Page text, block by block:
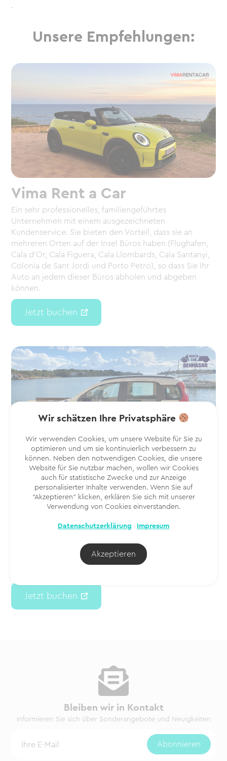
.
Unsere Empfehlungen:
Vima Rent a Car
Ein sehr professionelles, familiengeführtes
Unternehmen mit einem ausgezeichneten
Kundenservice. Sie bieten den Vorteil, dass sie an
mehreren Orten auf der Insel Büros haben (Flughafen,
Cala d’Or, Cala Figuera, Cala Llombards, Cala Santanyi,
Colonia de Sant Jordi und Porto Petro), so dass Sie Ihr
Auto an jedem dieser Büros abholen und abgeben
können.
Jetzt buchen
Rent a Car Bennasar
Ein Familienunternehmen mit mehr als 50 Jahren
Erfahrung auf dem Markt. Sie bieten eine familiäre und
Qualität ihrer Dienstleistungen zu vernachlässigen. Sie
verschiedener Marken und Modelle, die sie am
Flughafen oder in ihren Büros in Portocolom und
Jetzt buchen
Bleiben wir in Kontakt
Informieren Sie sich über Sonderangebote und Neuigkeiten
Wir schätzen Ihre Privatsphäre
Wir verwenden Cookies, um unsere Website für Sie zu
optimieren und um sie kontinuierlich verbessern zu
können. Neben den notwendigen Cookies, die unsere
Website für Sie nutzbar machen, wollen wir Cookies
auch für statistische Zwecke und zur Anzeige
personalisierter Inhalte verwenden. Wenn Sie auf
"Akzeptieren" klicken, erklären Sie sich mit unserer
Verwendung von Cookies einverstanden.
Datenschutzerklärung Impresum
Akzeptieren